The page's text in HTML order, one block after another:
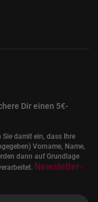
Dir einen 5€-
damit ein, dass Ihre
Vorname, Name,
dann auf Grundlage
Newsletter-